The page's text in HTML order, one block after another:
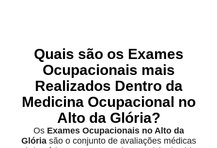
Quais são os Exames
Ocupacionais mais
Realizados Dentro da
Medicina Ocupacional no
Alto da Glória?
Os Exames Ocupacionais no Alto da
Glóriasão o conjunto de avaliações médicas